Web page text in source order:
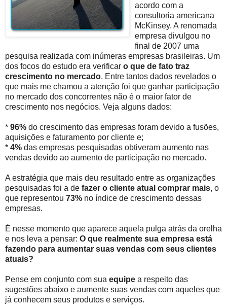
acordo com a
consultoria americana
McKinsey. A renomada
empresa divulgou no
final de 2007 uma
pesquisa realizada com inúmeras empresas brasileiras. Um
dos focos do estudo era verificar o que de fato traz
crescimento no mercado. Entre tantos dados revelados o
que mais me chamou a atenção foi que ganhar participação
no mercado dos concorrentes não é o maior fator de
crescimento nos negócios. Veja alguns dados:
* 96% do crescimento das empresas foram devido a fusões,
aquisições e faturamento por cliente e;
* 4% das empresas pesquisadas obtiveram aumento nas
vendas devido ao aumento de participação no mercado.
A estratégia que mais deu resultado entre as organizações
pesquisadas foi a de fazer o cliente atual comprar mais, o
que representou 73% no índice de crescimento dessas
empresas.
É nesse momento que aparece aquela pulga atrás da orelha
e nos leva a pensar: O que realmente sua empresa está
fazendo para aumentar suas vendas com seus clientes
atuais?
Pense em conjunto com sua equipe a respeito das
sugestões abaixo e aumente suas vendas com aqueles que
já conhecem seus produtos e serviços.